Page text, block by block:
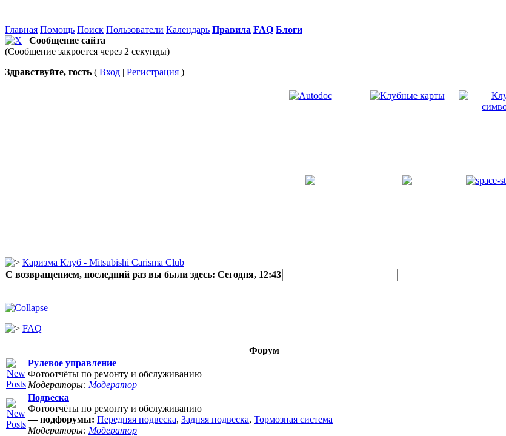
Главная Помощь Поиск Пользователи Календарь Правила FAQ Блоги
Сообщение сайта
(Сообщение закроется через 2 секунды)
Здравствуйте, гость ( Вход | Регистрация )
Каризма Клуб - Mitsubishi Carisma Club
С возвращением, последний раз вы были здесь: Сегодня, 12:43
FAQ
Форум
Рулевое управление
Фотоотчёты по ремонту и обслуживанию
Модераторы: Модератор
Подвеска
Фотоотчёты по ремонту и обслуживанию
— подфорумы: Передняя подвеска, Задняя подвеска, Тормозная система
Модераторы: Модератор